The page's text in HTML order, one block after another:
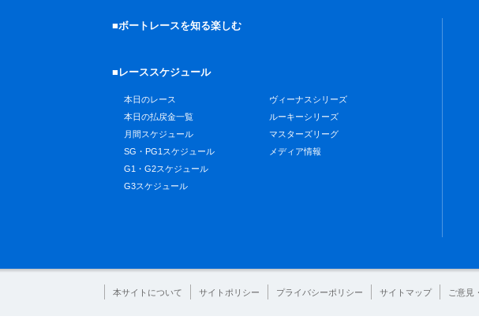
■ボートレースを知る楽しむ
■レーススケジュール
本日のレース
本日の払戻金一覧
月間スケジュール
SG・PG1スケジュール
G1・G2スケジュール
G3スケジュール
ヴィーナスシリーズ
ルーキーシリーズ
マスターズリーグ
メディア情報
本サイトについて サイトポリシー プライバシーポリシー サイトマップ ご意見